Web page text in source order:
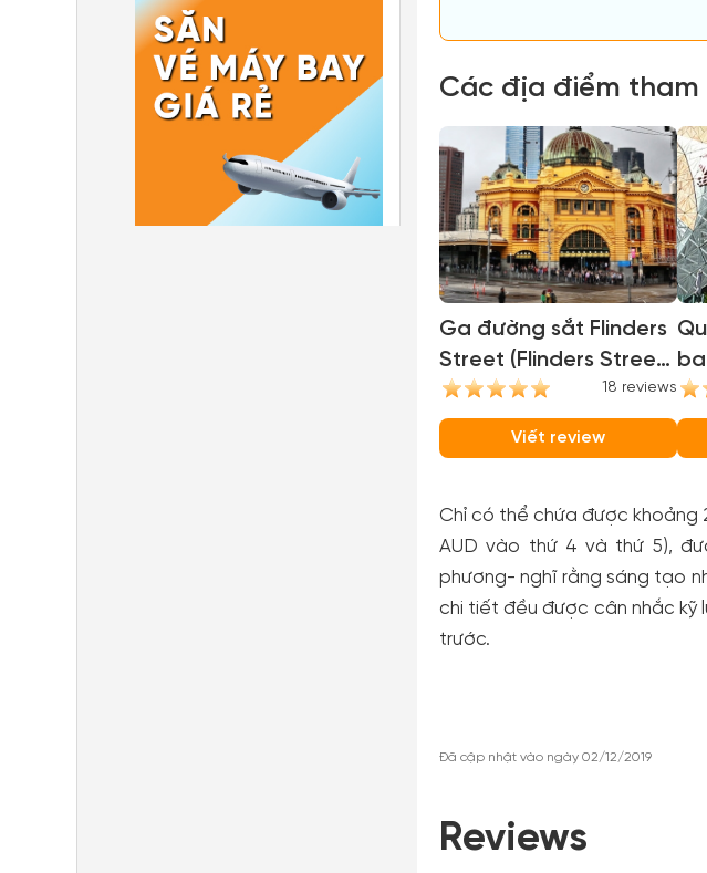
Các địa điểm
Ga đường sắt Flinders
Street (Flinders Street
Station)
18 reviews
Viết review
bang (
Chỉ có thể chứa được khoảng
AUD vào thứ 4 và thứ 5),
phương- nghĩ rằng sáng tạo
chi tiết đều được cân nhắc kỹ
trước.
Đã cập nhật vào ngày 02/12/2019
Reviews